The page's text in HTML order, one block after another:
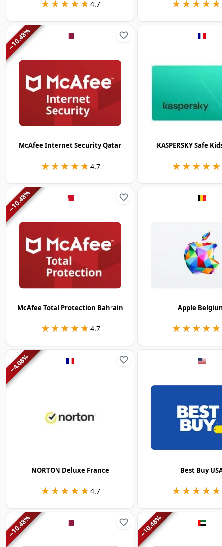
★★★★★
★★★★★ 4.7 ★★★★★
★★★★★
−
10.48
%
McAfee Internet Security Qatar
★★★★★
★★★★★ 4.7
KASPERSKY Safe
★★★★★
★★★★★
−
10.48
%
McAfee Total Protection Bahrain
★★★★★
★★★★★ 4.7
Apple
★★★★★
★★★★★
−
4.08
%
NORTON Deluxe France
★★★★★
★★★★★ 4.7
Best Buy
★★★★★
★★★★★
−
10.48
%
−
10.48
%